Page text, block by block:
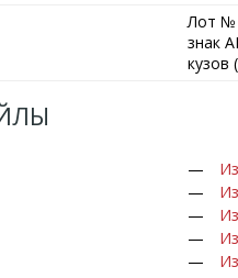
Лот №
знак
кузов